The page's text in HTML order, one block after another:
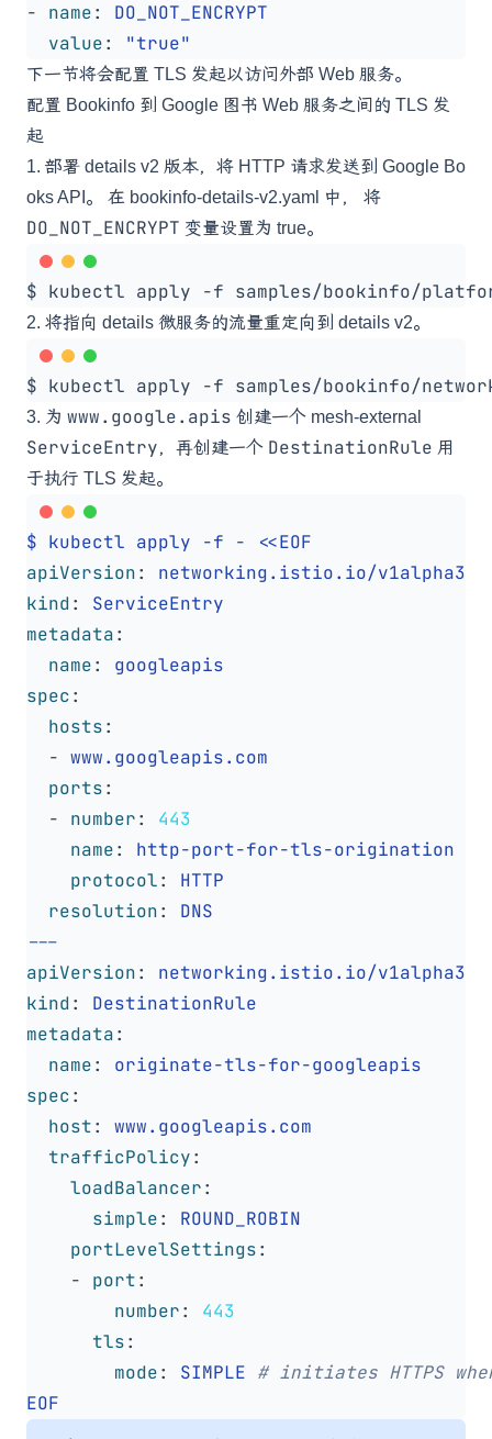
- name:
DO_NOT_ENCRYPT
value: "true"
下一节将会配置 TLS 发起以访问外部 Web 服务。
配置 Bookinfo 到 Google 图书 Web 服务之间的 TLS 发
起
1. 部署 details v2 版本，将 HTTP 请求发送到 Google Bo
oks API 。 在 bookinfo-details-v2.yaml 中， 将
DO_NOT_ENCRYPT 变量设置为 true。
2. 将指向 details 微服务的流量重定向到 details v2。
3. 为 www.google.apis 创建一个 mesh-external
ServiceEntry，再创建一个 DestinationRule 用
于执行 TLS 发起。
$ kubectl apply -f - <<EOF
apiVersion:
networking.istio.io/v1alpha3
kind:
ServiceEntry
metadata:
name:
googleapis
spec:
hosts:
- www.googleapis.com
ports:
- number:
443
name:
http-port-for-tls-origination
protocol:
HTTP
resolution:
DNS
---
apiVersion:
networking.istio.io/v1alpha3
kind:
DestinationRule
metadata:
name:
originate-tls-for-googleapis
spec:
host:
www.googleapis.com
trafficPolicy:
loadBalancer:
simple:
ROUND_ROBIN
portLevelSettings:
- port:
number:
443
tls:
mode: SIMPLE # initiates HTTPS
EOF